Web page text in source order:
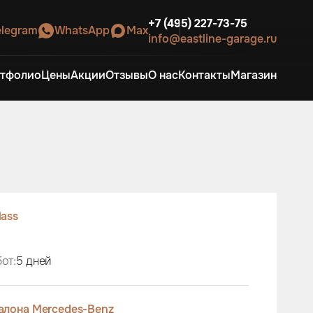
WhatsApp Max+7 (495) 227-73-75
info@eastline-garage.ru
ЦеныАкцииОтзывыО насКонтактыМагазин
5 дней
Mercedes-Benz